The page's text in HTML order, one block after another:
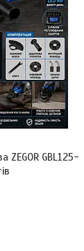
GBL125-